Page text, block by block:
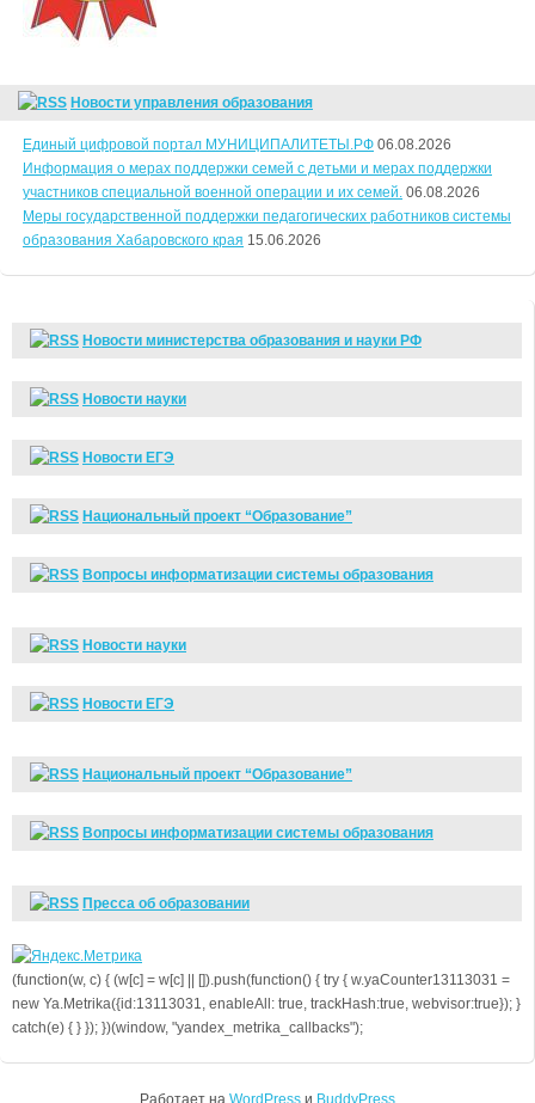
Новости управления образования
Единый цифровой портал МУНИЦИПАЛИТЕТЫ.РФ 06.08.2026
Информация о мерах поддержки семей с детьми и мерах поддержки
участников специальной военной операции и их семей. 06.08.2026
Меры государственной поддержки педагогических работников системы
образования Хабаровского края 15.06.2026
Новости министерства образования и науки РФ
Новости науки
Новости ЕГЭ
Национальный проект “Образование”
Вопросы информатизации системы образования
Новости науки
Новости ЕГЭ
Национальный проект “Образование”
Вопросы информатизации системы образования
Пресса об образовании
(function(w, c) { (w[c] = w[c] || []).push(function() { try { w.yaCounter13113031 =
new Ya.Metrika({id:13113031, enableAll: true, trackHash:true, webvisor:true}); }
catch(e) { } }); })(window, "yandex_metrika_callbacks");
Работает на WordPress и BuddyPress